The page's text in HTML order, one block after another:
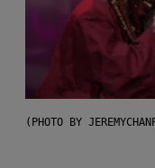
(PHOTO BY